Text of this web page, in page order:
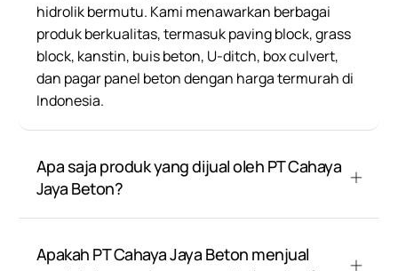
hidrolik bermutu. Kami menawarkan berbagai
produk berkualitas, termasuk paving block, grass
block, kanstin, buis beton, U-ditch, box culvert,
dan pagar panel beton dengan harga termurah di
Indonesia.
Apa saja produk yang dijual oleh PT Cahaya
Jaya Beton?
Apakah PT Cahaya Jaya Beton menjual